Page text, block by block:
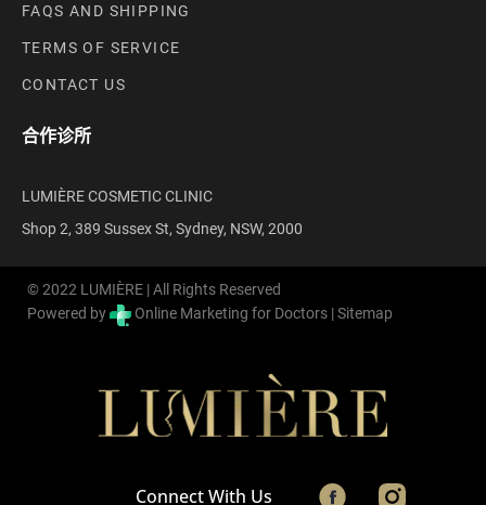
FAQS AND SHIPPING
TERMS OF SERVICE
CONTACT US
合作诊所
LUMIÈRE COSMETIC CLINIC
Shop 2, 389 Sussex St, Sydney, NSW, 2000
© 2022 LUMIÈRE | All Rights Reserved
Powered by
Online Marketing for Doctors |Sitemap
Connect With Us